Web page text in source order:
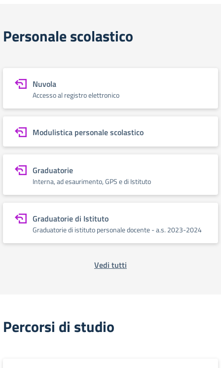
Personale scolastico
Nuvola
Accesso al registro elettronico
Modulistica personale scolastico
Graduatorie
Interna, ad esaurimento, GPS e di Istituto
Graduatorie di Istituto
Graduatorie di istituto personale docente - a.s. 2023-2024
Vedi tutti
Percorsi di studio